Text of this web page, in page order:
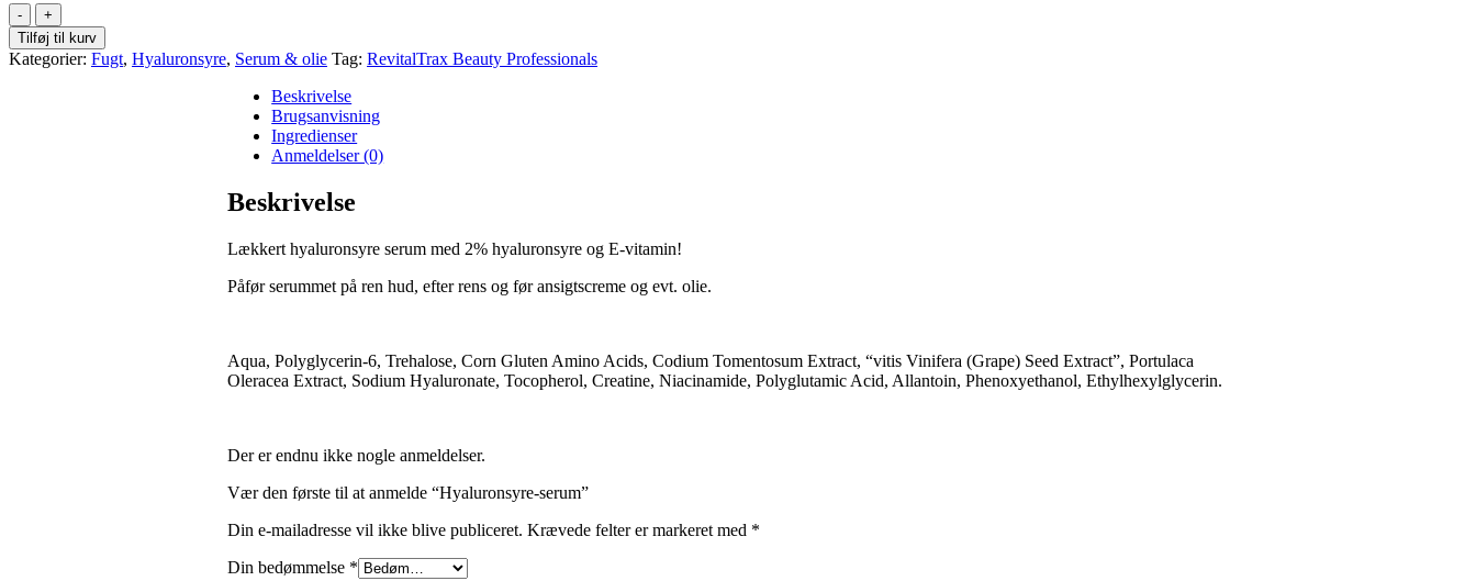
Hyaluronsyre-
serum
antal
Tilføj til kurv
Kategorier: Fugt, Hyaluronsyre, Serum & olie Tag: RevitalTrax Beauty Professionals
Beskrivelse
Brugsanvisning
Ingredienser
Anmeldelser (0)
Beskrivelse
Lækkert hyaluronsyre serum med 2% hyaluronsyre og E-vitamin!
Påfør serummet på ren hud, efter rens og før ansigtscreme og evt. olie.
Aqua, Polyglycerin-6, Trehalose, Corn Gluten Amino Acids, Codium Tomentosum Extract, “vitis Vinifera (Grape) Seed Extract”, Portulaca
Oleracea Extract, Sodium Hyaluronate, Tocopherol, Creatine, Niacinamide, Polyglutamic Acid, Allantoin, Phenoxyethanol, Ethylhexylglycerin.
Der er endnu ikke nogle anmeldelser.
Vær den første til at anmelde “Hyaluronsyre-serum”
Din e-mailadresse vil ikke blive publiceret. Krævede felter er markeret med *
Din bedømmelse *